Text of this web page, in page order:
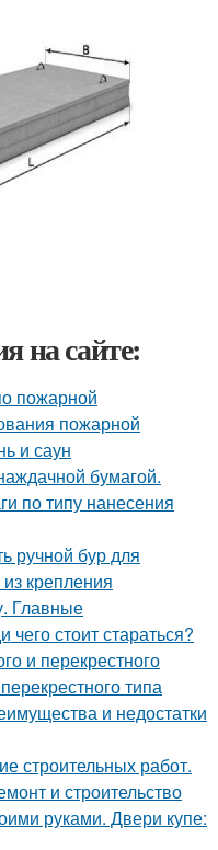
на сайте:
пожарной
пожарной
и саун
бумагой.
по типу нанесения
ручной бур для
крепления
Главные
стоит стараться?
и перекрестного
типа
и недостатки
строительных работ.
и строительство
руками. Двери купе: